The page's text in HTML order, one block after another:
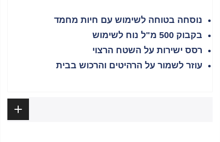
נוסחה בטוחה לשימוש עם חיות מחמד
בקבוק 500 מ"ל נוח לשימוש
רסס ישירות על השטח הרצוי
עוזר לשמור על הרהיטים והרכוש בבית